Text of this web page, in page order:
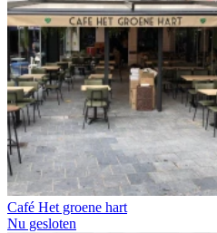
Café Het groene hart
Nu gesloten